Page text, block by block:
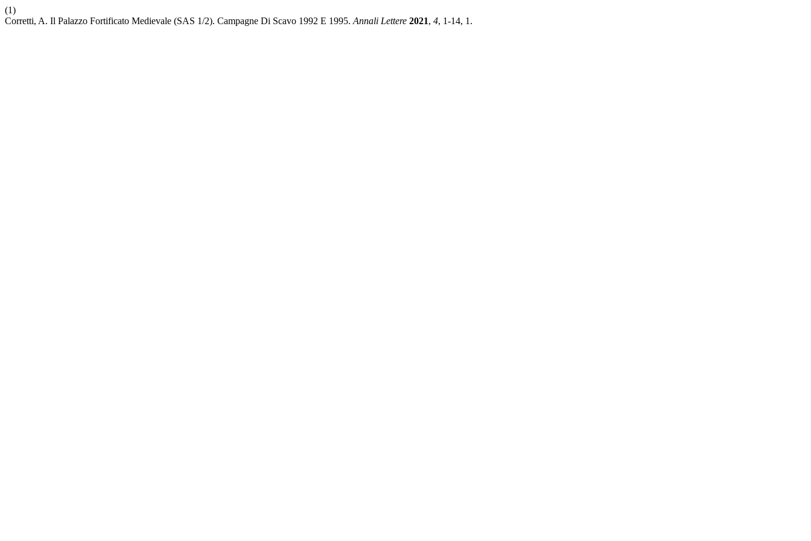
(1)
Corretti, A. Il Palazzo Fortificato Medievale (SAS 1/2). Campagne Di Scavo 1992 E 1995. Annali Lettere 2021, 4, 1-14, 1.